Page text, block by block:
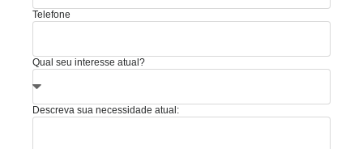
Telefone
Qual seu interesse atual?
Descreva sua necessidade atual: